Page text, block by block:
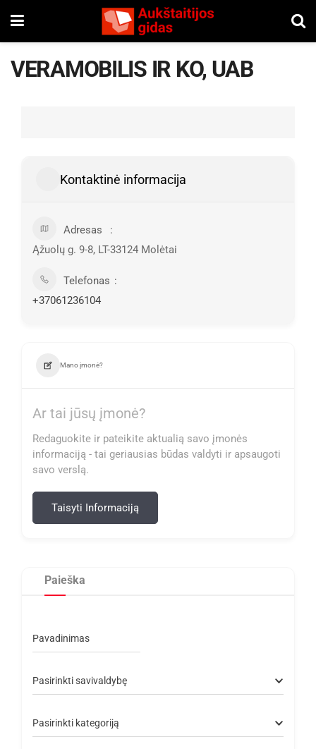
VERAMOBILIS IR KO, UAB
Kontaktinė informacija
Adresas
Ąžuolų g. 9-8, LT-33124 Molėtai
Telefonas
+37061236104
Mano įmonė?
Ar tai jūsų įmonė?
Redaguokite ir pateikite aktualią savo įmonės
informaciją - tai geriausias būdas valdyti ir apsaugoti
savo verslą.
Taisyti Informaciją
Paieška
Pavadinimas
Pasirinkti savivaldybę
Pasirinkti kategoriją